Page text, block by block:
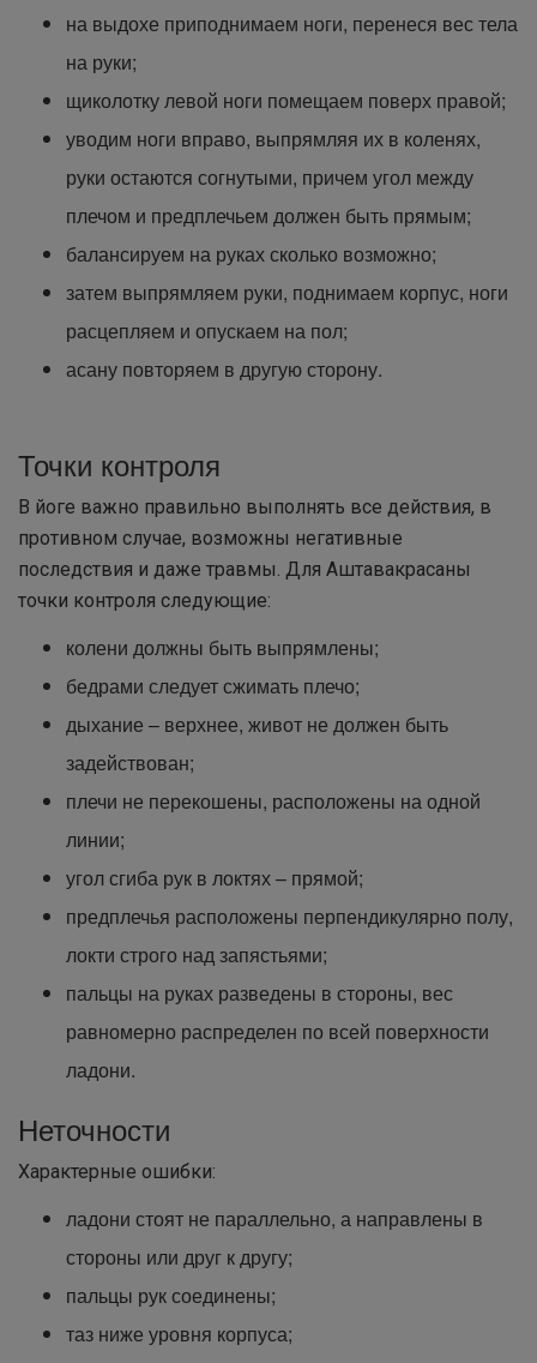
на выдохе приподнимаем ноги, перенеся вес тела
на руки;
щиколотку левой ноги помещаем поверх правой;
уводим ноги вправо, выпрямляя их в коленях,
руки остаются согнутыми, причем угол между
плечом и предплечьем должен быть прямым;
балансируем на руках сколько возможно;
затем выпрямляем руки, поднимаем корпус, ноги
расцепляем и опускаем на пол;
асану повторяем в другую сторону.
Точки контроля
В йоге важно правильно выполнять все действия, в
противном случае, возможны негативные
последствия и даже травмы. Для Аштавакрасаны
точки контроля следующие:
колени должны быть выпрямлены;
бедрами следует сжимать плечо;
дыхание – верхнее, живот не должен быть
задействован;
плечи не перекошены, расположены на одной
линии;
угол сгиба рук в локтях – прямой;
предплечья расположены перпендикулярно полу,
локти строго над запястьями;
пальцы на руках разведены в стороны, вес
равномерно распределен по всей поверхности
ладони.
Неточности
Характерные ошибки:
ладони стоят не параллельно, а направлены в
стороны или друг к другу;
пальцы рук соединены;
таз ниже уровня корпуса;